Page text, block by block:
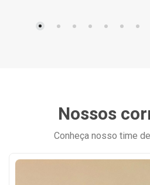
Nossos
Conheça nosso time